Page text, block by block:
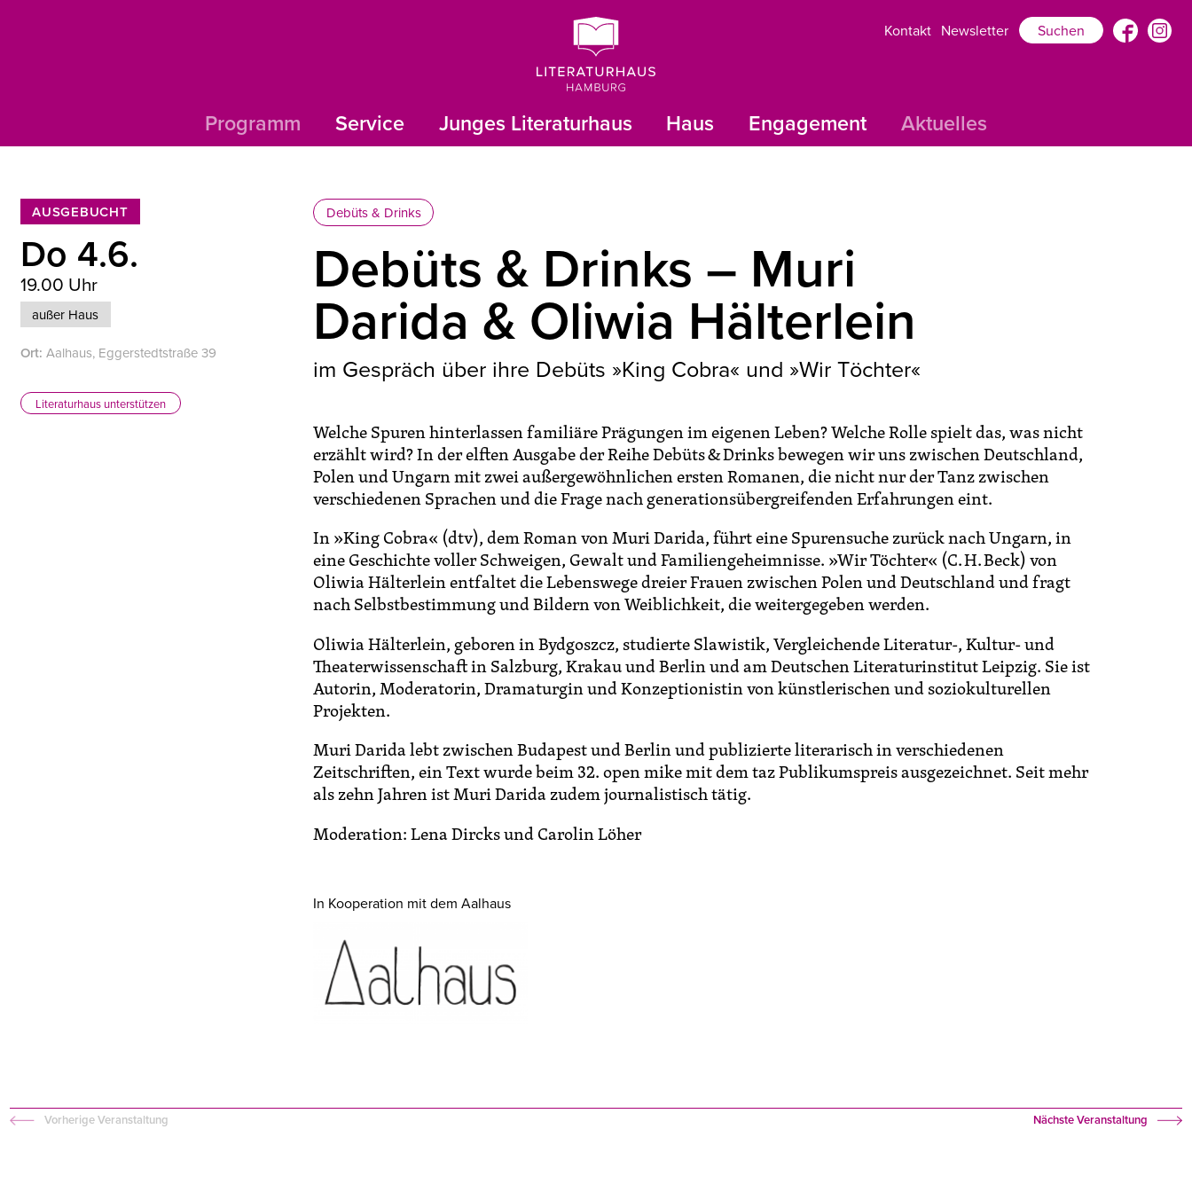
Kontakt Newsletter Suchen
Programm Service Junges Literaturhaus Haus Engagement Aktuelles
AUSGEBUCHT
Do 4.6.
19.00 Uhr
außer Haus
Ort: Aalhaus, Eggerstedtstraße 39
Literaturhaus unterstützen
Debüts & Drinks
Debüts & Drinks – Muri
Darida & Oliwia Hälterlein
im Gespräch über ihre Debüts »King Cobra« und »Wir Töchter«
Welche Spuren hinterlassen familiäre Prägungen im eigenen Leben? Welche Rolle spielt das, was nicht
erzählt wird? In der elften Ausgabe der Reihe Debüts & Drinks bewegen wir uns zwischen Deutschland,
Polen und Ungarn mit zwei außergewöhnlichen ersten Romanen, die nicht nur der Tanz zwischen
verschiedenen Sprachen und die Frage nach generationsübergreifenden Erfahrungen eint.
In »King Cobra« (dtv), dem Roman von Muri Darida, führt eine Spurensuche zurück nach Ungarn, in
eine Geschichte voller Schweigen, Gewalt und Familiengeheimnisse. »Wir Töchter« (C. H. Beck) von
Oliwia Hälterlein entfaltet die Lebenswege dreier Frauen zwischen Polen und Deutschland und fragt
nach Selbstbestimmung und Bildern von Weiblichkeit, die weitergegeben werden.
Oliwia Hälterlein, geboren in Bydgoszcz, studierte Slawistik, Vergleichende Literatur-, Kultur- und
Theaterwissenschaft in Salzburg, Krakau und Berlin und am Deutschen Literaturinstitut Leipzig. Sie ist
Autorin, Moderatorin, Dramaturgin und Konzeptionistin von künstlerischen und soziokulturellen
Projekten.
Muri Darida lebt zwischen Budapest und Berlin und publizierte literarisch in verschiedenen
Zeitschriften, ein Text wurde beim 32. open mike mit dem taz Publikumspreis ausgezeichnet. Seit mehr
als zehn Jahren ist Muri Darida zudem journalistisch tätig.
Moderation: Lena Dircks und Carolin Löher
In Kooperation mit dem Aalhaus
Vorherige Veranstaltung Nächste Veranstaltung